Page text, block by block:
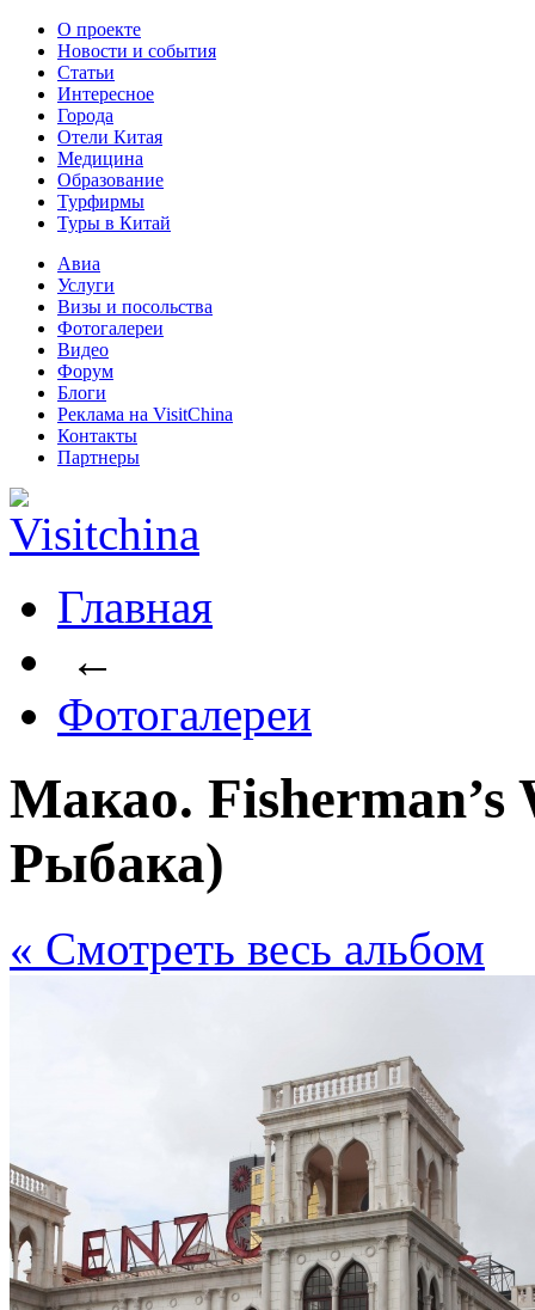
О проекте
Новости и события
Статьи
Интересное
Города
Отели Китая
Медицина
Образование
Турфирмы
Туры в Китай
Авиа
Услуги
Визы и посольства
Фотогалереи
Видео
Форум
Блоги
Реклама на VisitChina
Контакты
Партнеры
Главная
←
Фотогалереи
Макао.
Рыбака)
« Cмотреть весь альбом